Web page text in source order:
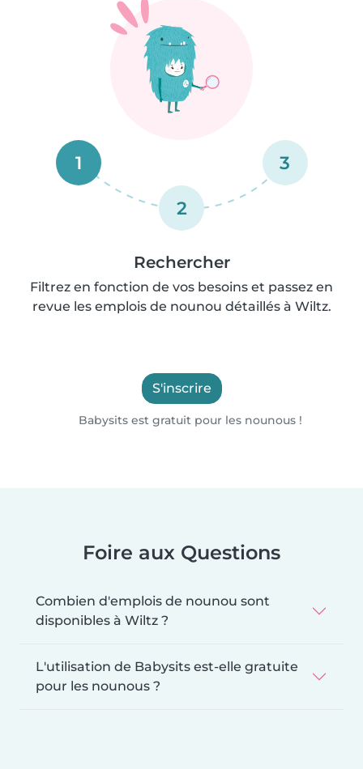
1
2
3
Rechercher
Filtrez en fonction de vos besoins et passez en
revue les emplois de nounou détaillés à Wiltz.
S'inscrire
Babysits est gratuit pour les nounous !
Foire aux Questions
Combien d'emplois de nounou sont
disponibles à Wiltz ?
L'utilisation de Babysits est-elle gratuite
pour les nounous ?